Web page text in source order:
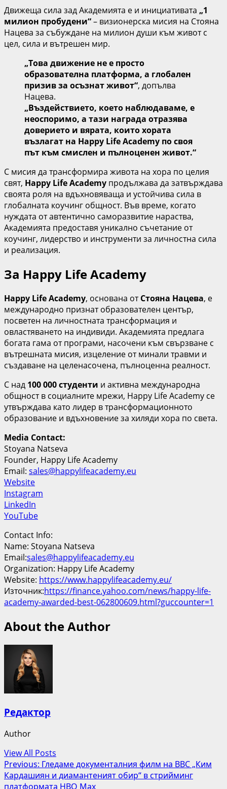
Движеща сила зад Академията е и инициативата „1
милион пробудени“– визионерска мисия на Стояна
Нацева за събуждане на милион души към живот с
цел, сила и вътрешен мир.
„Това движение не е просто
образователна платформа, а глобален
призив за осъзнат живот“, допълва
Нацева.
„Въздействието, което наблюдаваме, е
неоспоримо, а тази награда отразява
доверието и вярата, които хората
възлагат на Happy Life Academy по своя
път към смислен и пълноценен живот.“
С мисия да трансформира живота на хора по целия
свят, Happy Life Academy продължава да затвърждава
своята роля на вдъхновяваща и устойчива сила в
глобалната коучинг общност. Във време, когато
нуждата от автентично саморазвитие нараства,
Академията предоставя уникално съчетание от
коучинг, лидерство и инструменти за личностна сила
и реализация.
За Happy Life Academy
Happy Life Academy, основана отСтояна Нацева, е
международно признат образователен център,
посветен на личностната трансформация и
овластяването на индивиди. Академията предлага
богата гама от програми, насочени към свързване с
вътрешната мисия, изцеление от минали травми и
създаване на целенасочена, пълноценна реалност.
С над 100 000 студенти и активна международна
общност в социалните мрежи, Happy Life Academy се
утвърждава като лидер в трансформационното
образование и вдъхновение за хиляди хора по света.
Media Contact:
Stoyana Natseva
Founder, Happy Life Academy
Email: sales@happylifeacademy.eu
Website
Instagram
LinkedIn
YouTube
Contact Info:
Name: Stoyana Natseva
Email:sales@happylifeacademy.eu
Organization: Happy Life Academy
Website: https://www.happylifeacademy.eu/
Източник:https://finance.yahoo.com/news/happy-life-
academy-awarded-best-062800609.html?guccounter=1
About the Author
Редактор
Author
View All Posts
Post
navigation
Previous: Гледаме документалния филм на BBC „Ким
Кардашиян и диамантеният обир“ в стрийминг
платформата HBO Max